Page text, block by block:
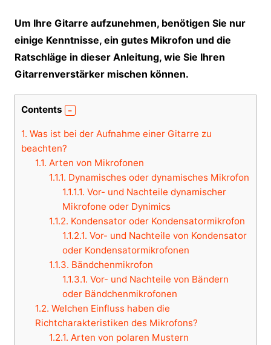
Um Ihre Gitarre aufzunehmen, benötigen Sie nur
einige Kenntnisse, ein gutes Mikrofon und die
Ratschläge in dieser Anleitung, wie Sie Ihren
Gitarrenverstärker mischen können.
Contents
1. Was ist bei der Aufnahme einer Gitarre zu
beachten?
1.1. Arten von Mikrofonen
1.1.1. Dynamisches oder dynamisches Mikrofon
1.1.1.1. Vor- und Nachteile dynamischer
Mikrofone oder Dynimics
1.1.2. Kondensator oder Kondensatormikrofon
1.1.2.1. Vor- und Nachteile von Kondensator
oder Kondensatormikrofonen
1.1.3. Bändchenmikrofon
1.1.3.1. Vor- und Nachteile von Bändern
oder Bändchenmikrofonen
1.2. Welchen Einfluss haben die
Richtcharakteristiken des Mikrofons?
1.2.1. Arten von polaren Mustern